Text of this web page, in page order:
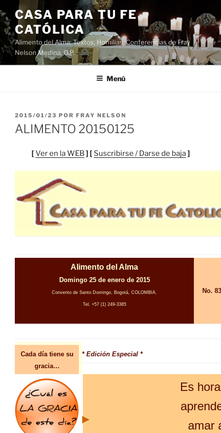
Saltar
al
contenido
CASA PARA TU FE
CATÓLICA
Alimento del Alma: Textos, Homilias, Conferencias de Fray
Nelson Medina, O.P.
Menú
PUBLICADO
EL
2015/01/23 POR FRAY NELSON
ALIMENTO 20150125
[Ver en la WEB] [ Suscribirse / Darse de baja]
Alimento del Alma
Domingo 25 de enero de 2015
Convento de Santo Domingo, Bogotá, COLOMBIA.
Tel. +57 (1) 249-3385
No.
Cada día tiene su
gracia…
* Edición Especial *
Es
amar